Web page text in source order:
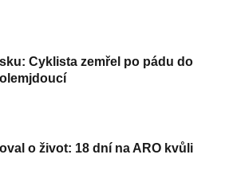
Cyklista zemřel po pádu do
o život: 18 dní na ARO kvůli